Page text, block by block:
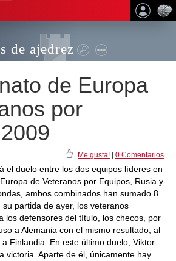
de ajedrez
de Europa
por
Me gusta! 0 Comentarios
el duelo entre los dos equipos líderes en
de Veteranos por Equipos, Rusia y
ambos combinados han sumado 8
partida de ayer, los veteranos
los defensores del título, los checos, por
a Alemania con el mismo resultado, al
Finlandia. En este último duelo, Viktor
victoria. Aparte de él, únicamente hay